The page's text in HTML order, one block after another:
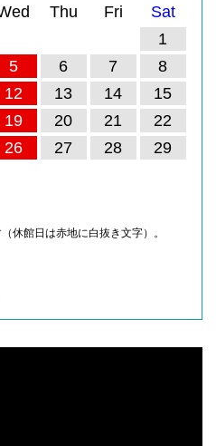
Thu Fri
Sat
1
5 6 7
8
12 13 14
15
19 20 21
22
26 27 28
29
休館日は赤地に白抜き文字）。